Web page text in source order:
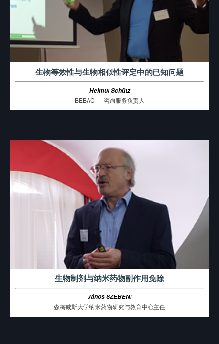
生物等效性与生物相似性评定中的已知问题
Helmut Schütz
BEBAC — 咨询服务负责人
生物制剂与纳米药物副作用免除
János SZEBENI
森梅威斯大学纳米药物研究与教育中心主任